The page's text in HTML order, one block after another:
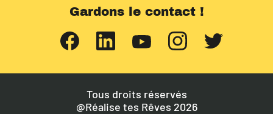
Gardons le contact !
Tous droits réservés
@Réalise tes Rêves 2026